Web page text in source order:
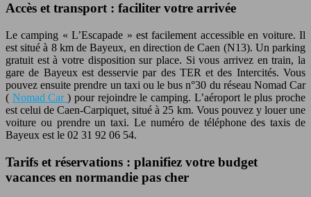
Accès et transport : faciliter votre arrivée
Le camping « L’Escapade » est facilement accessible en voiture. Il
est situé à 8 km de Bayeux, en direction de Caen (N13). Un parking
gratuit est à votre disposition sur place. Si vous arrivez en train, la
gare de Bayeux est desservie par des TER et des Intercités. Vous
pouvez ensuite prendre un taxi ou le bus n°30 du réseau Nomad Car
( Nomad Car) pour rejoindre le camping. L’aéroport le plus proche
est celui de Caen-Carpiquet, situé à 25 km. Vous pouvez y louer une
voiture ou prendre un taxi. Le numéro de téléphone des taxis de
Bayeux est le 02 31 92 06 54.
Tarifs et réservations : planifiez votre budget
vacances en normandie pas cher